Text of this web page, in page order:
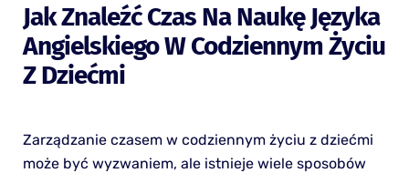
Jak Znaleźć Czas Na Naukę Języka
Angielskiego W Codziennym Życiu
Z Dziećmi
Zarządzanie czasem w codziennym życiu z dziećmi
może być wyzwaniem, ale istnieje wiele sposobów